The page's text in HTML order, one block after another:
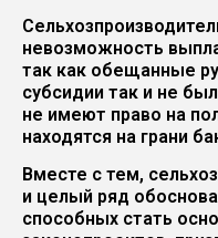
невозможность
так как обещанные
субсидии так и не
не имеют право на
находятся на грани
Вместе с тем,
и целый ряд
способных стать